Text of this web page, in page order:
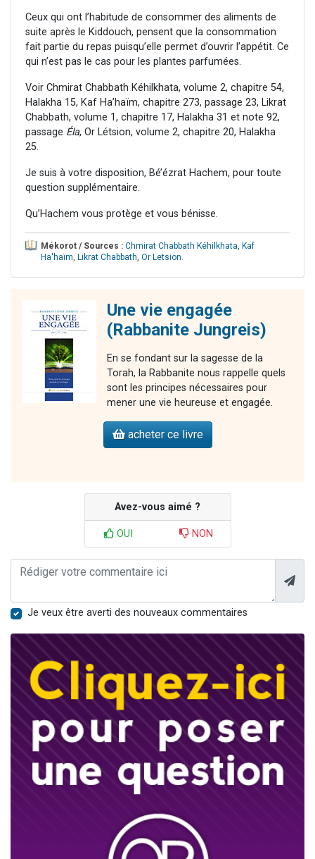
Ceux qui ont l’habitude de consommer des aliments de
suite après le Kiddouch, pensent que la consommation
fait partie du repas puisqu’elle permet d’ouvrir l’appétit. Ce
qui n’est pas le cas pour les plantes parfumées.
Voir Chmirat Chabbath Kéhilkhata, volume 2, chapitre 54,
Halakha 15, Kaf Ha’haïm, chapitre 273, passage 23, Likrat
Chabbath, volume 1, chapitre 17, Halakha 31 et note 92,
passage Éla, Or Létsion, volume 2, chapitre 20, Halakha
25.
Je suis à votre disposition, Bé’ézrat Hachem, pour toute
question supplémentaire.
Qu’Hachem vous protège et vous bénisse.
Mékorot / Sources : Chmirat Chabbath Kéhilkhata, Kaf
Ha'haïm, Likrat Chabbath, Or Letsion.
Une vie engagée
(Rabbanite Jungreis)
En se fondant sur la sagesse de la
Torah, la Rabbanite nous rappelle quels
sont les principes nécessaires pour
mener une vie heureuse et engagée.
acheter ce livre
Avez-vous aimé ?
OUI NON
Je veux être averti des nouveaux commentaires